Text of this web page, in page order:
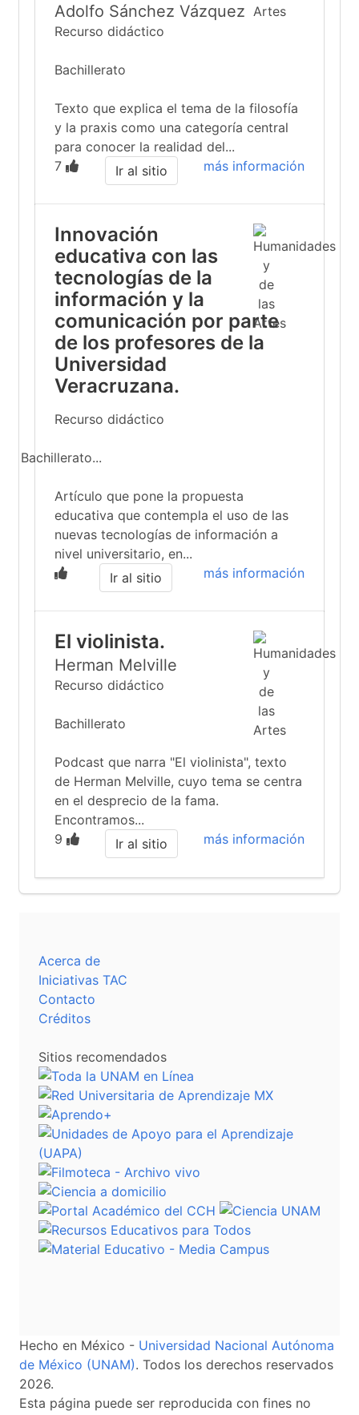
Adolfo Sánchez Vázquez
Recurso didáctico
Bachillerato
Texto que explica el tema de la filosofía
y la praxis como una categoría central
para conocer la realidad del...
7
más información
Ir al sitio
Innovación
educativa con las
tecnologías de la
información y la
comunicación por parte
de los profesores de la
Universidad
Veracruzana.
Recurso didáctico
Bachillerato...
Artículo que pone la propuesta
educativa que contempla el uso de las
nuevas tecnologías de información a
nivel universitario, en...
más información
Ir al sitio
El violinista.
Herman Melville
Recurso didáctico
Bachillerato
Podcast que narra "El violinista", texto
de Herman Melville, cuyo tema se centra
en el desprecio de la fama.
Encontramos...
9
más información
Ir al sitio
Acerca de
Iniciativas TAC
Contacto
Créditos
Sitios recomendados
Hecho en México - Universidad Nacional Autónoma
de México (UNAM). Todos los derechos reservados
2026.
Esta página puede ser reproducida con fines no